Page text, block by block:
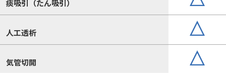
痰吸引（たん吸引）
人工透析
気管切開